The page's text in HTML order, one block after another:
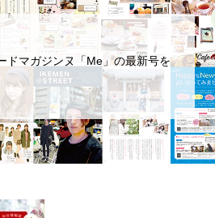
ドマガジンヌ「Me」の最新号を